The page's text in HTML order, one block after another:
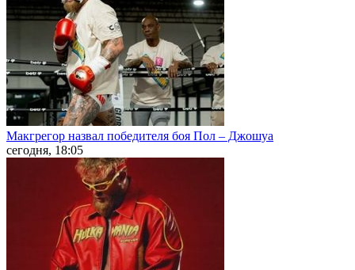
Макгрегор назвал победителя боя Пол – Джошуа
сегодня, 18:05